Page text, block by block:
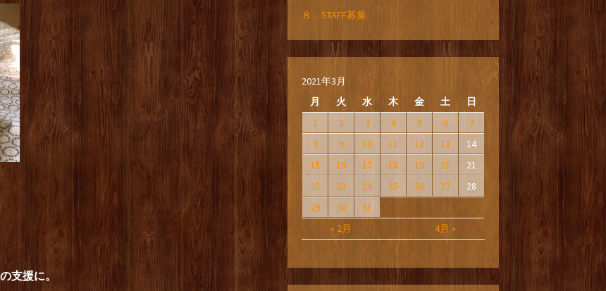
支援に。
８．STAFF募集
2021年3月
月
火 水 木 金 土 日
« 2月 4月 »
1 2 3 4 5 6
7
8
9 10 11 12 13
14
15
16 17 18 19 20
21
22
23 24 25 26 27
28
29
30 31